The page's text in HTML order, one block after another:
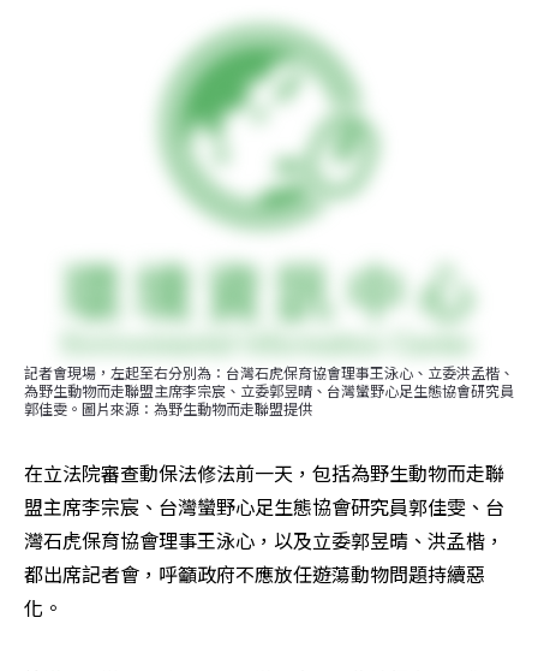
記者會現場，左起至右分別為：台灣石虎保育協會理事王泳心、立委洪孟楷、
為野生動物而走聯盟主席李宗宸、立委郭昱晴、台灣蠻野心足生態協會研究員
郭佳雯。圖片來源：為野生動物而走聯盟提供
在立法院審查動保法修法前一天，包括為野生動物而走聯
盟主席李宗宸、台灣蠻野心足生態協會研究員郭佳雯、台
灣石虎保育協會理事王泳心，以及立委郭昱晴、洪孟楷，
都出席記者會，呼籲政府不應放任遊蕩動物問題持續惡
化。